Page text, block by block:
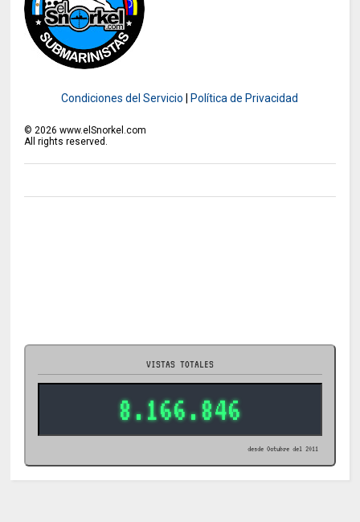
Condiciones del Servicio Política de Privacidad
© 2026 www.elSnorkel.com
All rights reserved.
VISTAS TOTALES
8.166.846
desde Octubre del 2011